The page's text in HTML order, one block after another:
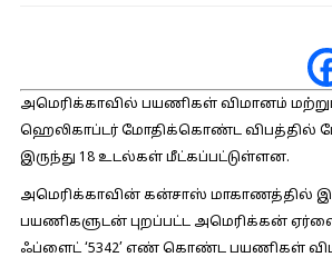
அமெரிக்காவில் பயணிகள் விமானம்
ஹெலிகாப்டர் மோதிக்கொண்ட விபத்தில்
இருந்து 18 உடல்கள் மீட்கப்பட்டுள்ளன.
அமெரிக்காவின் கன்சாஸ் மாகாணத்தில்
பயணிகளுடன் புறப்பட்ட அமெரிக்கன்
ஃப்ளைட் ‘5342’ எண் கொண்ட பயணிகள்